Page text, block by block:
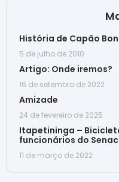
História de Capão
5 de julho de 2010
Artigo: Onde iremos?
16 de setembro de 2022
Amizade
24 de fevereiro de 2025
Itapetininga –
funcionários do Senac
11 de março de 2022